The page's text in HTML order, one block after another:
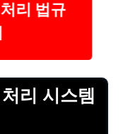
리 법규
리 시스템